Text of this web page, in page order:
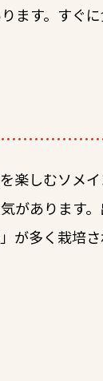
ます。すぐ
楽しむソメ
があります
が多く栽培